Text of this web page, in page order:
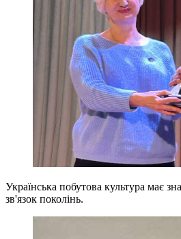
Українська побутова культура має
зв'язок поколінь.